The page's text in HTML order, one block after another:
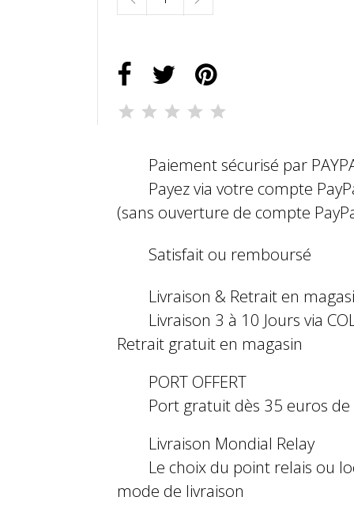
Paiement sécurisé par
Payez via votre compte
(sans ouverture de compte
Satisfait ou remboursé
Livraison & Retrait en
Livraison 3 à 10 Jours via
Retrait gratuit en magasin
PORT OFFERT
Port gratuit dès 35 euros
Livraison Mondial Relay
Le choix du point relais ou
mode de livraison